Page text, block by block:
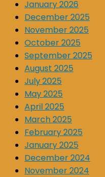
January 2026
December 2025
November 2025
October 2025
September 2025
August 2025
July 2025
May 2025
April 2025
March 2025
February 2025
January 2025
December 2024
November 2024